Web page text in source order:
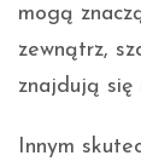
mogą
zewnątrz,
znajdują się
Innym